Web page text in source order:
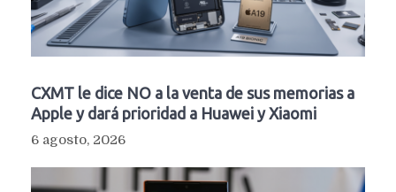
CXMT le dice NO a la venta de sus memorias a
Apple y dará prioridad a Huawei y Xiaomi
6 agosto, 2026